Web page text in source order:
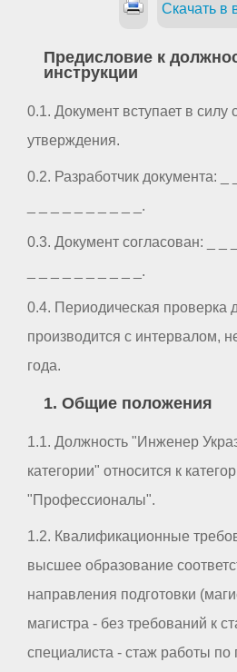
Скачать в
Предисловие к
инструкции
0.1. Документ вступает в силу
утверждения.
0.2. Разработчик документа: _
_ _ _ _ _ _ _ _ _ _.
0.3. Документ согласован: _ _
_ _ _ _ _ _ _ _ _ _.
0.4. Периодическая проверка
производится с интервалом,
года.
1. Общие положения
1.1. Должность "Инженер
категории" относится к
"Профессионалы".
1.2. Квалификационные
высшее образование
направления подготовки
магистра - без требований к
специалиста - стаж работы по